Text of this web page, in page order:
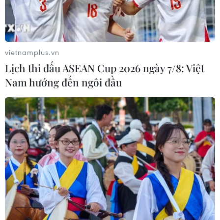
ASC 2026: Tiếp lửa đam mê khoa học
cho thế hệ trẻ Việt Nam
04/08/2026 21:08
Ngành Trí tuệ Nhân tạo của Trung
Quốc vượt mốc 1.200 tỷ NDT trong
năm 2025
04/08/2026 20:20
Nhật Bản siết chặt điều kiện cấp tư
cách vĩnh trú
04/08/2026 14:44
vietnamplus.vn
Lịch thi đấu ASEAN Cup 2026 ngày 7/8: Việt
Nam hướng đến ngôi đầu